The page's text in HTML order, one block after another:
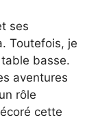
ses
Toutefois, je
basse.
aventures
rôle
cette